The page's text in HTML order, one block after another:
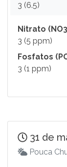
3 (6.5)
Nitrato
3 (5 ppm)
Fosfatos
3 (1 ppm)
31 de
Pouca